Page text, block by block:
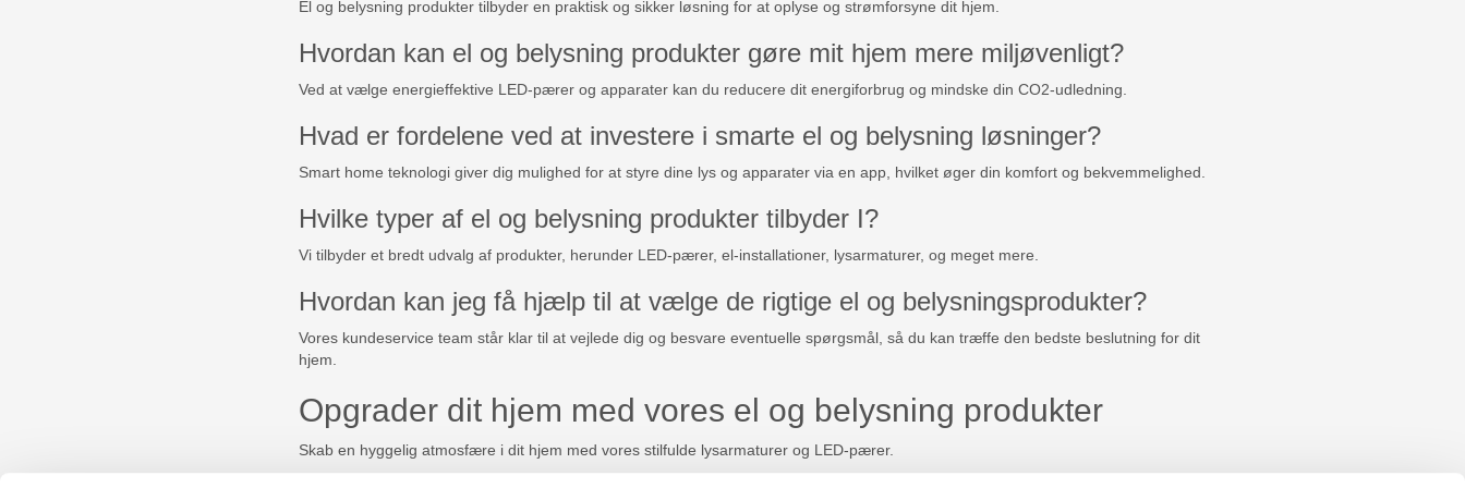
El og belysning produkter tilbyder en praktisk og sikker løsning for at oplyse og strømforsyne dit hjem.
Hvordan kan el og belysning produkter gøre mit hjem mere miljøvenligt?
Ved at vælge energieffektive LED-pærer og apparater kan du reducere dit energiforbrug og mindske din CO2-udledning.
Hvad er fordelene ved at investere i smarte el og belysning løsninger?
Smart home teknologi giver dig mulighed for at styre dine lys og apparater via en app, hvilket øger din komfort og bekvemmelighed.
Hvilke typer af el og belysning produkter tilbyder I?
Vi tilbyder et bredt udvalg af produkter, herunder LED-pærer, el-installationer, lysarmaturer, og meget mere.
Hvordan kan jeg få hjælp til at vælge de rigtige el og belysningsprodukter?
Vores kundeservice team står klar til at vejlede dig og besvare eventuelle spørgsmål, så du kan træffe den bedste beslutning for dit
hjem.
Opgrader dit hjem med vores el og belysning produkter
Skab en hyggelig atmosfære i dit hjem med vores stilfulde lysarmaturer og LED-pærer.